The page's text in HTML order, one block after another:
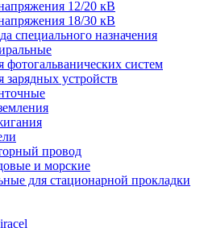
12/20 кВ
18/30 кВ
специального назначения
фотогальванических систем
зарядных устройств
провод
и морские
для стационарной прокладки